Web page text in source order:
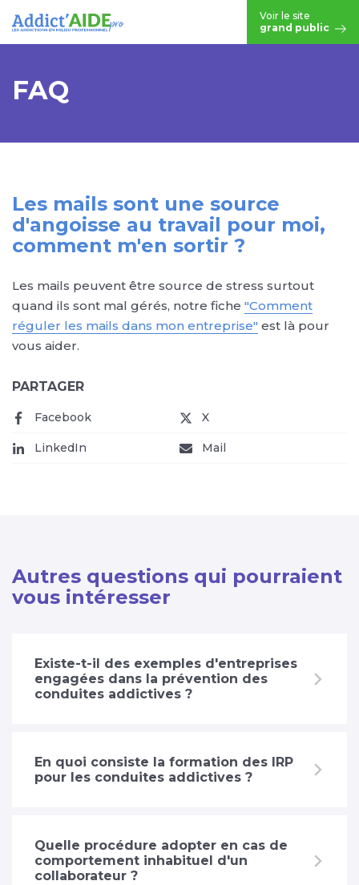
Voir le site
grand public
FAQ
Les mails sont une source
d'angoisse au travail pour moi,
comment m'en sortir ?
Les mails peuvent être source de stress surtout
quand ils sont mal gérés, notre fiche "Comment
réguler les mails dans mon entreprise" est là pour
vous aider.
PARTAGER
Facebook (nouvelle fenêtre) X
LinkedIn (nouvelle fenêtre) Mail
Autres questions qui pourraient
vous intéresser
Existe-t-il des exemples d'entreprises
engagées dans la prévention des
conduites addictives ?
En quoi consiste la formation des IRP
pour les conduites addictives ?
Quelle procédure adopter en cas de
comportement inhabituel d'un
collaborateur ?